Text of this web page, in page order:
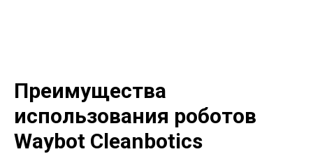
Преимущества
использования роботов
Waybot Cleanbotics